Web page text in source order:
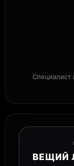
Специалист
ВЕЩИЙ